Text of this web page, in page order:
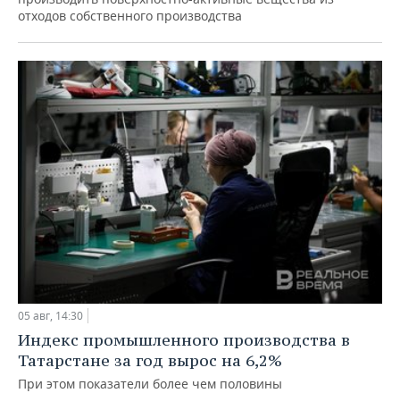
отходов собственного производства
05 авг, 14:30
Индекс промышленного производства в
Татарстане за год вырос на 6,2%
При этом показатели более чем половины